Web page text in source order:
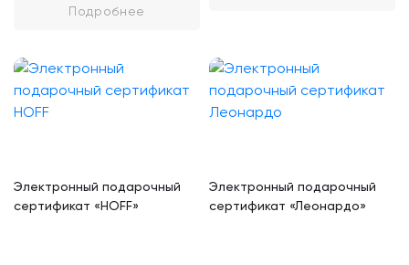
Подробнее
Электронный подарочный
сертификат «HOFF»
Электронный подарочный
сертификат «Леонардо»